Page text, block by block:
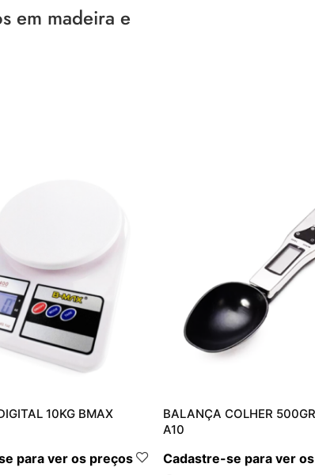
em madeira e
10KG BMAX
para ver os preços
BALANÇA COLHER
A10
Cadastre-se para ver